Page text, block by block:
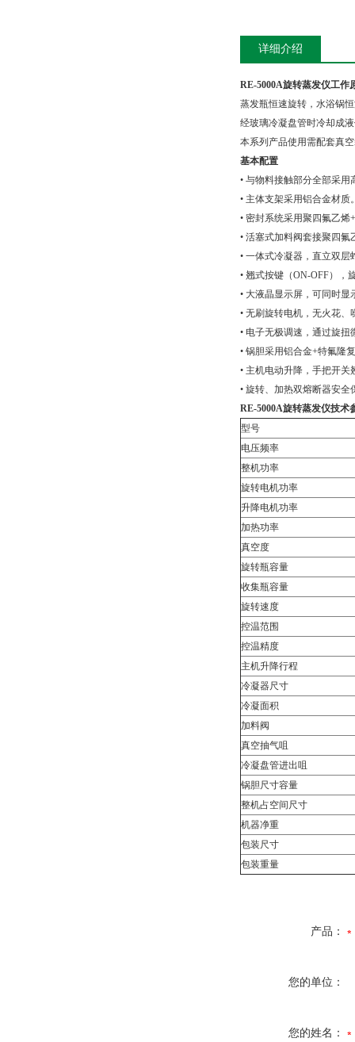
详细介绍
RE-5000A旋转蒸发仪工作
蒸发瓶恒速旋转，水浴锅
经玻璃冷凝盘管时冷却成
本系列产品使用需配套真
基本配置
• 与物料接触部分全部采
• 主体支架采用铝合金材质
• 密封系统采用聚四氟乙
• 活塞式加料阀套接聚四
• 一体式冷凝器，直立双层
• 翘式按键（ON-OFF），
• 大液晶显示屏，可同时显
• 无刷旋转电机，无火花、
• 电子无极调速，通过旋扭
• 锅胆采用铝合金+特氟隆
• 主机电动升降，手把开
• 旋转、加热双熔断器安全
RE-5000A旋转蒸发仪技术
型号
电压频率
整机功率
旋转电机功率
升降电机功率
加热功率
真空度
旋转瓶容量
收集瓶容量
旋转速度
控温范围
控温精度
主机升降行程
冷凝器尺寸
冷凝面积
加料阀
真空抽气咀
冷凝盘管进出咀
锅胆尺寸容量
整机占空间尺寸
机器净重
包装尺寸
包装重量
产品：
您的单位：
您的姓名：